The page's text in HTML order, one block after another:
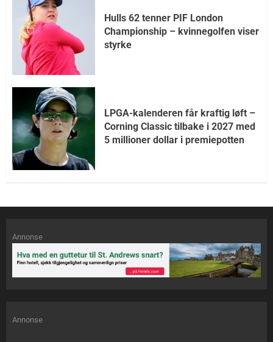
Hulls 62 tenner PIF London
Championship – kvinnegolfen viser
styrke
LPGA-kalenderen får kraftig løft –
Corning Classic tilbake i 2027 med
5 millioner dollar i premiepotten
Annonse
Annonse